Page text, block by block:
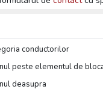
conductorilor
peste elementul de
deasupra